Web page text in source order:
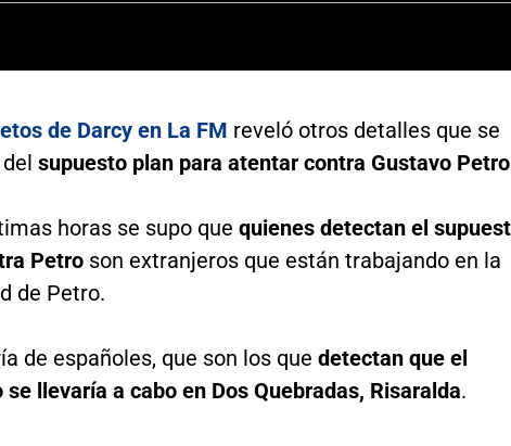
de Darcy en La FM reveló otros detalles que se
supuesto plan para atentar contra Gustavo
horas se supo que quienes detectan el
Petro son extranjeros que están trabajando en la
de Petro.
de españoles, que son los que detectan que el
llevaría a cabo en Dos Quebradas, Risaralda.